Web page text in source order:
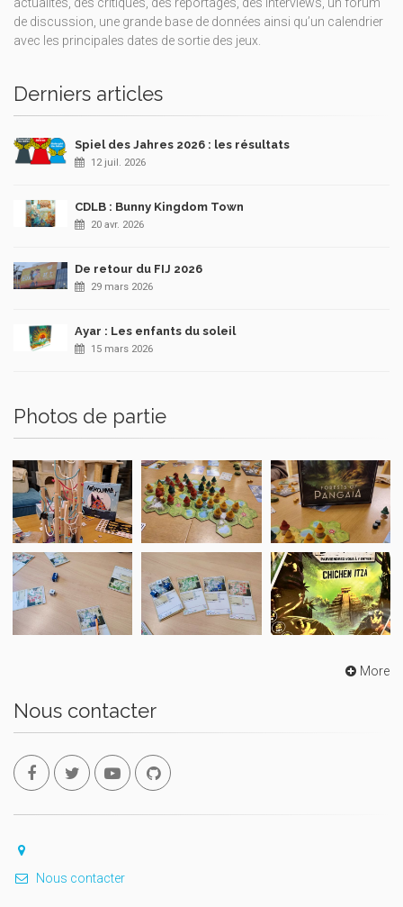
de discussion, une grande base de données ainsi qu’un calendrier
avec les principales dates de sortie des jeux.
Derniers articles
Spiel des Jahres 2026 : les résultats
12 juil. 2026
CDLB : Bunny Kingdom Town
20 avr. 2026
De retour du FIJ 2026
29 mars 2026
Ayar : Les enfants du soleil
15 mars 2026
Photos de partie
More
Nous contacter
Nous contacter